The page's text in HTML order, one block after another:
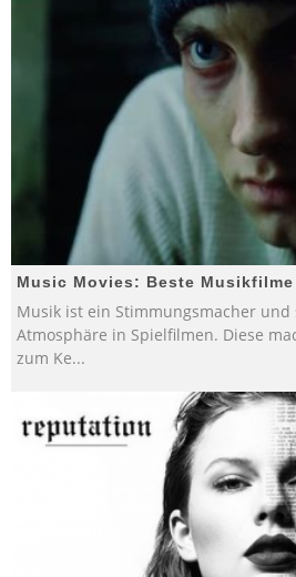
Music Movies: Beste
Musik ist ein Stimmungsmacher
Atmosphäre in Spielfilmen. Diese
zum Ke...